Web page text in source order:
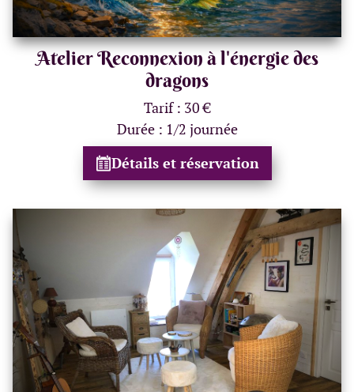
Atelier Reconnexion à l'énergie des
dragons
Tarif : 30 €
Durée : 1/2 journée
Détails et réservation